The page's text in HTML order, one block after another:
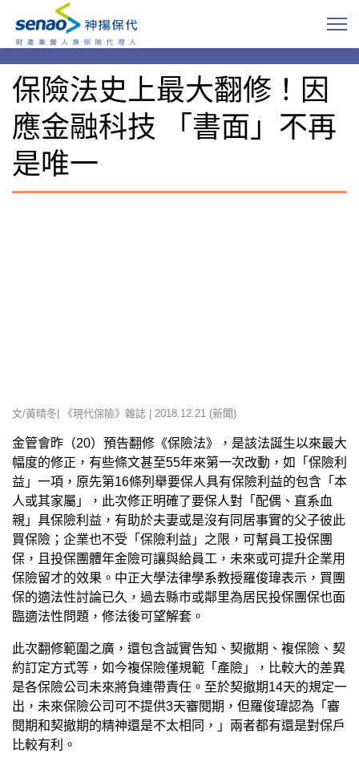
保險法史上最大翻修！因
應金融科技 「書面」不再
是唯一
文/黃晴冬| 《現代保險》雜誌 | 2018.12.21 (新聞)
金管會昨（20）預告翻修《保險法》，是該法誕生以來最大
幅度的修正，有些條文甚至55年來第一次改動，如「保險利
益」一項，原先第16條列舉要保人具有保險利益的包含「本
人或其家屬」，此次修正明確了要保人對「配偶、直系血
親」具保險利益，有助於夫妻或是沒有同居事實的父子彼此
買保險；企業也不受「保險利益」之限，可幫員工投保團
保，且投保團體年金險可讓與給員工，未來或可提升企業用
保險留才的效果。中正大學法律學系教授羅俊瑋表示，買團
保的適法性討論已久，過去縣市或鄰里為居民投保團保也面
臨適法性問題，修法後可望解套。
此次翻修範圍之廣，還包含誠實告知、契撤期、複保險、契
約訂定方式等，如今複保險僅規範「產險」，比較大的差異
是各保險公司未來將負連帶責任。至於契撤期14天的規定一
出，未來保險公司可不提供3天審閱期，但羅俊瑋認為「審
閱期和契撤期的精神還是不太相同，」兩者都有還是對保戶
比較有利。